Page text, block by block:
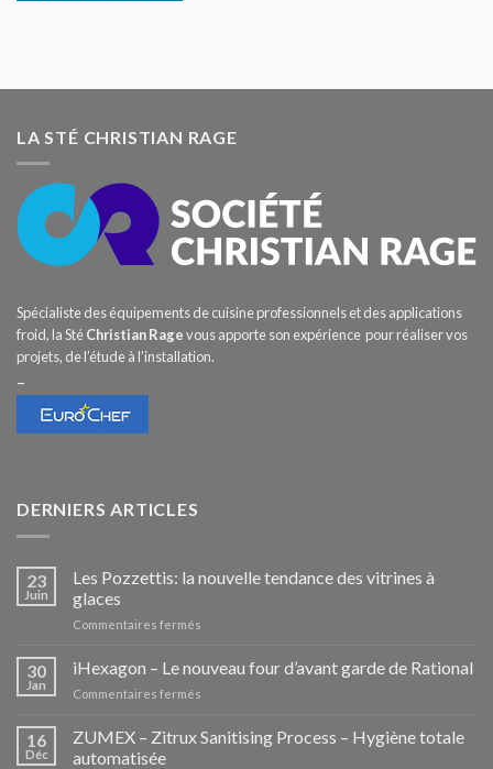
LA STÉ CHRISTIAN RAGE
Spécialiste des équipements de cuisine professionnels et des applications
froid, la StéChristian Ragevous apporte son expérience pour réaliser vos
projets, de l’étude à l’installation.
–
DERNIERS ARTICLES
23
Juin
Les Pozzettis: la nouvelle tendance des vitrines à
glaces
Commentaires fermés
Pozzettis:
la
des
30
Jan
iHexagon – Le nouveau four d’avant garde de Rational
Commentaires fermés
–
Le
16
Déc
ZUMEX – Zitrux Sanitising Process – Hygiène totale
automatisée